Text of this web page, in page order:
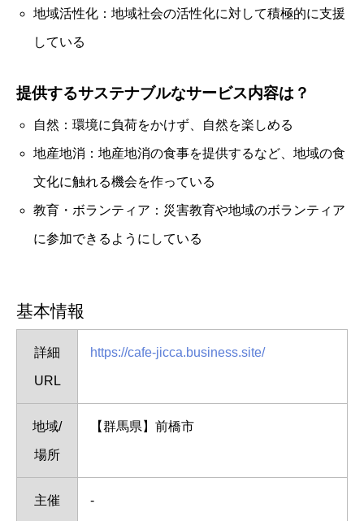
地域活性化：地域社会の活性化に対して積極的に支援
している
提供するサステナブルなサービス内容は？
自然：環境に負荷をかけず、自然を楽しめる
地産地消：地産地消の食事を提供するなど、地域の食
文化に触れる機会を作っている
教育・ボランティア：災害教育や地域のボランティア
に参加できるようにしている
基本情報
詳細
URL
https://cafe-jicca.business.site/
地域/
場所
【群馬県】前橋市
主催 -